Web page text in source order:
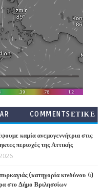
COMMENTSΕΤΙΚΕ
καμία ανεμογεννήτρια στις
περιοχές της Αττικής
(κατηγορία κινδύνου 4)
στο Δήμο Βριλησσίων